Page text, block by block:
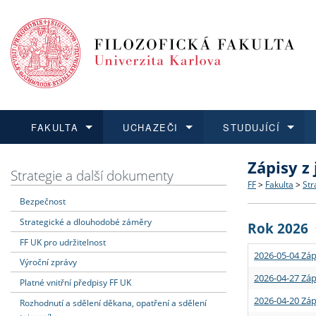
FAKULTA
Dozvědět se více
Struktura
Strategie
Podpora
UCHAZEČI
Podat přihlášku
Co
Učitelské
STUDUJÍCÍ
Dozvědět se více
Rigorózní
Dozvědět se více
O vědě a
Granty a
Dozvědět se více
Aktuální
Strategie a další dokumenty
Bezpečnost
Strategické a dlouhodobé záměry
FF UK pro udržitelnost
Výroční zprávy
Platné vnitřní předpisy FF UK
Rozhodnutí a sdělení děkana, opatření a sdělení
Zápisy
FF > Fakulta >
Rok 2026
2026-05-04
2026-04-27
2026-04-20